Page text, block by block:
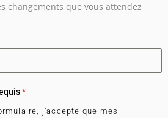
changements que vous attendez
*
j’accepte que mes